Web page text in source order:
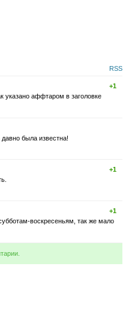
RSS
+1
указано аффтаром в заголовке
была известна!
+1
+1
воскресеньям, так же мало